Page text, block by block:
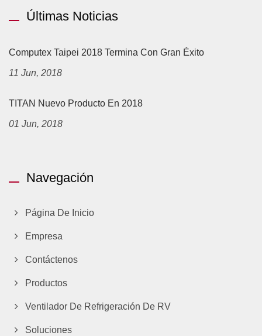
Últimas Noticias
Computex Taipei 2018 Termina Con Gran Éxito
11 Jun, 2018
TITAN Nuevo Producto En 2018
01 Jun, 2018
Navegación
Página De Inicio
Empresa
Contáctenos
Productos
Ventilador De Refrigeración De RV
Soluciones